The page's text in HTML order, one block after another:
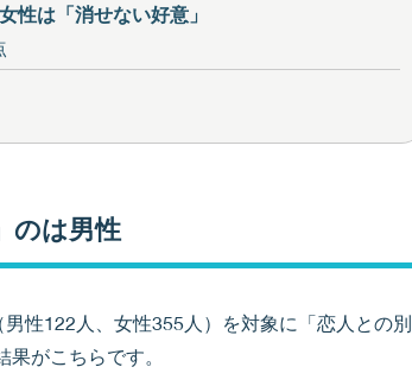
性は「消せない好意」
のは男性
性122人、女性355人）を対象に「恋人との別
がこちらです。